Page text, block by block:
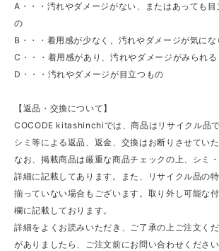
A・・・汚れやダメージがない、またはあっても目
の
B・・・着用感が少なく、汚れやダメージが気にな
C・・・着用感があり、汚れやダメージがみられる
D・・・汚れやダメージが目立つもの
【返品・交換について】
COCODE kitashinchiでは、商品はリサイクル品で
シミ等による返品、返金、交換はお断りさせていた
なお、掲載商品は厳重な商品チェックの上、シミ
詳細に記載してあります。また、リサイクル品の
揃っていない場合もございます。取り外し可能な
欄に記載しております。
詳細をよくお読みいただき、ご了承の上ご注文く
がありましたら、ご注文前にお問い合わせください